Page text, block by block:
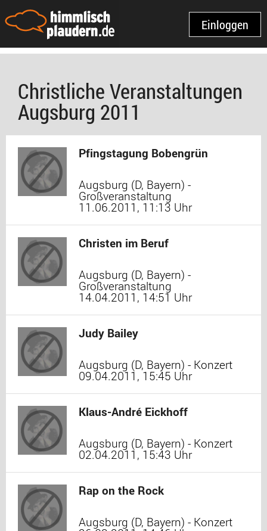
Einloggen
Christliche Veranstaltungen
Augsburg 2011
Pfingstagung Bobengrün
Augsburg (D, Bayern) -
Großveranstaltung
11.06.2011, 11:13 Uhr
Christen im Beruf
Augsburg (D, Bayern) -
Großveranstaltung
14.04.2011, 14:51 Uhr
Judy Bailey
Augsburg (D, Bayern) - Konzert
09.04.2011, 15:45 Uhr
Klaus-André Eickhoff
Augsburg (D, Bayern) - Konzert
02.04.2011, 15:43 Uhr
Rap on the Rock
Augsburg (D, Bayern) - Konzert